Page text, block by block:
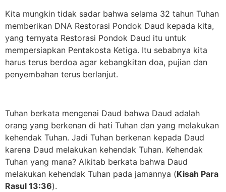
Kita mungkin tidak sadar bahwa selama 32 tahun Tuhan
memberikan DNA Restorasi Pondok Daud kepada kita,
yang ternyata Restorasi Pondok Daud itu untuk
mempersiapkan Pentakosta Ketiga. Itu sebabnya kita
harus terus berdoa agar kebangkitan doa, pujian dan
penyembahan terus berlanjut.
Tuhan berkata mengenai Daud bahwa Daud adalah
orang yang berkenan di hati Tuhan dan yang melakukan
kehendak Tuhan. Jadi Tuhan berkenan kepada Daud
karena Daud melakukan kehendak Tuhan. Kehendak
Tuhan yang mana? Alkitab berkata bahwa Daud
melakukan kehendak Tuhan pada jamannya (Kisah Para
Rasul 13:36).